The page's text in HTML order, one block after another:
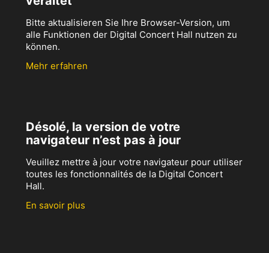
Bitte aktualisieren Sie Ihre Browser-Version, um
alle Funktionen der Digital Concert Hall nutzen zu
können.
Mehr erfahren
Désolé, la version de votre
navigateur n’est pas à jour
Veuillez mettre à jour votre navigateur pour utiliser
toutes les fonctionnalités de la Digital Concert
Hall.
En savoir plus